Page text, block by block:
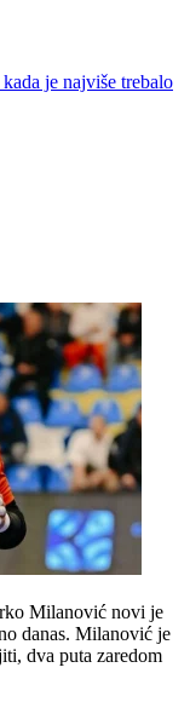
je najviše trebalo